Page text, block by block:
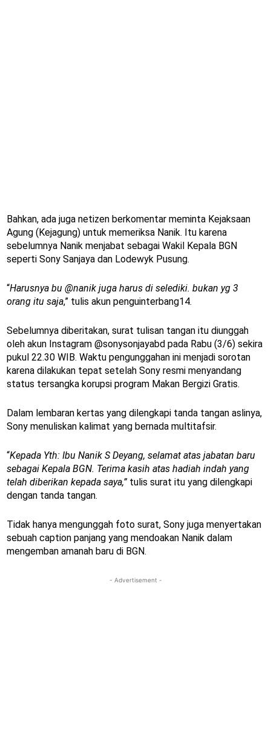
Bahkan, ada juga netizen berkomentar meminta Kejaksaan
Agung (Kejagung) untuk memeriksa Nanik. Itu karena
sebelumnya Nanik menjabat sebagai Wakil Kepala BGN
seperti Sony Sanjaya dan Lodewyk Pusung.
“Harusnya bu @nanik juga harus di selediki. bukan yg 3
orang itu saja,” tulis akun penguinterbang14.
Sebelumnya diberitakan, surat tulisan tangan itu diunggah
oleh akun Instagram @sonysonjayabd pada Rabu (3/6) sekira
pukul 22.30 WIB. Waktu pengunggahan ini menjadi sorotan
karena dilakukan tepat setelah Sony resmi menyandang
status tersangka korupsi program Makan Bergizi Gratis.
Dalam lembaran kertas yang dilengkapi tanda tangan aslinya,
Sony menuliskan kalimat yang bernada multitafsir.
“Kepada Yth: Ibu Nanik S Deyang, selamat atas jabatan baru
sebagai Kepala BGN. Terima kasih atas hadiah indah yang
telah diberikan kepada saya,”tulis surat itu yang dilengkapi
dengan tanda tangan.
Tidak hanya mengunggah foto surat, Sony juga menyertakan
sebuah caption panjang yang mendoakan Nanik dalam
mengemban amanah baru di BGN.
- Advertisement -